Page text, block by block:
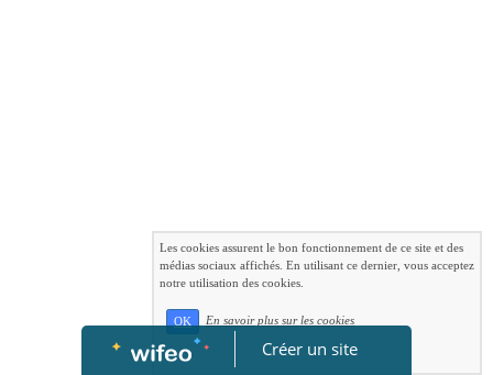
Créer un site
Les cookies assurent le bon fonctionnement de ce site et des
médias sociaux affichés. En utilisant ce dernier, vous acceptez
notre utilisation des cookies.
OK En savoir plus sur les cookies